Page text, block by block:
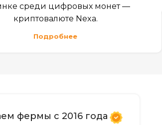
среди цифровых монет —
криптовалюте Nexa.
Подробнее
фермы с 2016 года